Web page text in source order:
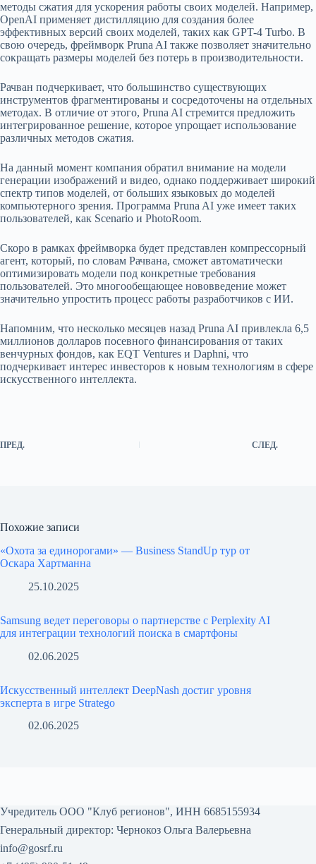
методы сжатия для ускорения работы своих моделей. Например,
OpenAI применяет дистилляцию для создания более
эффективных версий своих моделей, таких как GPT-4 Turbo. В
свою очередь, фреймворк Pruna AI также позволяет значительно
сокращать размеры моделей без потерь в производительности.
Рачван подчеркивает, что большинство существующих
инструментов фрагментированы и сосредоточены на отдельных
методах. В отличие от этого, Pruna AI стремится предложить
интегрированное решение, которое упрощает использование
различных методов сжатия.
На данный момент компания обратил внимание на модели
генерации изображений и видео, однако поддерживает широкий
спектр типов моделей, от больших языковых до моделей
компьютерного зрения. Программа Pruna AI уже имеет таких
пользователей, как Scenario и PhotoRoom.
Скоро в рамках фреймворка будет представлен компрессорный
агент, который, по словам Рачвана, сможет автоматически
оптимизировать модели под конкретные требования
пользователей. Это многообещающее нововведение может
значительно упростить процесс работы разработчиков с ИИ.
Напомним, что несколько месяцев назад Pruna AI привлекла 6,5
миллионов долларов посевного финансирования от таких
венчурных фондов, как EQT Ventures и Daphni, что
подчеркивает интерес инвесторов к новым технологиям в сфере
искусственного интеллекта.
ПРЕД. СЛЕД.
Похожие записи
«Охота за единорогами» — Business StandUp тур от
Оскара Хартманна
25.10.2025
Samsung ведет переговоры о партнерстве с Perplexity AI
для интеграции технологий поиска в смартфоны
02.06.2025
Искусственный интеллект DeepNash достиг уровня
эксперта в игре Stratego
02.06.2025
Учредитель ООО "Клуб регионов", ИНН 6685155934
Генеральный директор: Чернокоз Ольга Валерьевна
info@gosrf.ru